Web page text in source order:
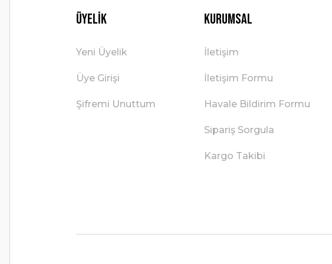
Üyelik
Yeni Üyelik
Üye Girişi
Şifremi Unuttum
Kurumsal
İletişim
İletişim Formu
Havale Bildirim Formu
Sipariş Sorgula
Kargo Takibi